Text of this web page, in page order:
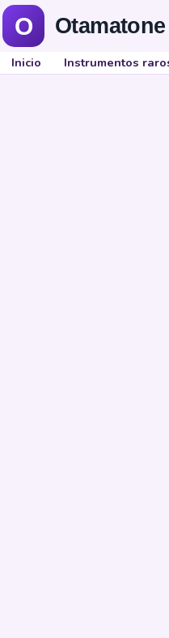
Inicio Instrumentos